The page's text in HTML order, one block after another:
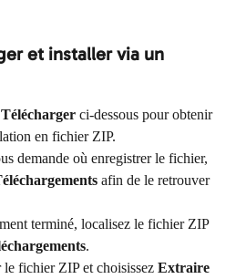
et installer via un
Télécharger ci-dessous pour obtenir
en fichier ZIP.
demande où enregistrer le fichier,
afin de le retrouver
terminé, localisez le fichier ZIP
.
fichier ZIP et choisissez Extraire